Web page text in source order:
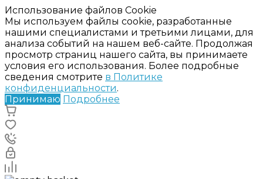
Использование файлов Cookie
Мы используем файлы cookie, разработанные
нашими специалистами и третьими лицами, для
анализа событий на нашем веб-сайте. Продолжая
просмотр страниц нашего сайта, вы принимаете
условия его использования. Более подробные
сведения смотрите в Политике
конфиденциальности.
Принимаю Подробнее